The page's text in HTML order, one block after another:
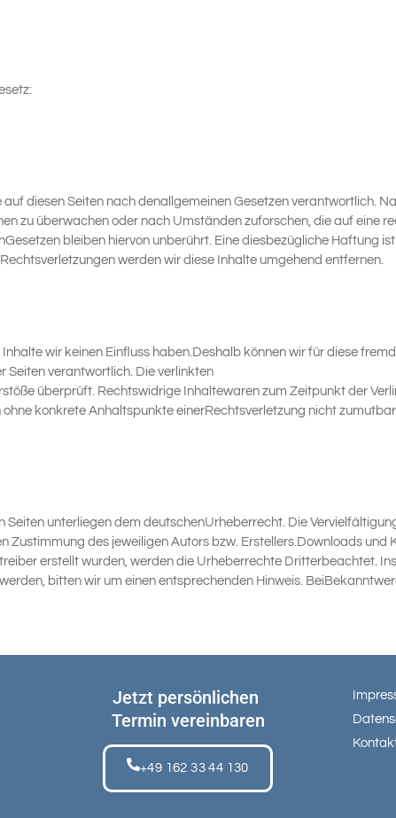
diesen Seiten nach denallgemeinen Gesetzen verantwortlich.
zu überwachen oder nach Umständen zuforschen, die auf eine
bleiben hiervon unberührt. Eine diesbezügliche Haftung
werden wir diese Inhalte umgehend entfernen.
wir keinen Einfluss haben.Deshalb können wir für diese
Seiten verantwortlich. Die verlinkten
überprüft. Rechtswidrige Inhaltewaren zum Zeitpunkt der
konkrete Anhaltspunkte einerRechtsverletzung nicht
unterliegen dem deutschenUrheberrecht. Die
des jeweiligen Autors bzw. Erstellers.Downloads und
erstellt wurden, werden die Urheberrechte Dritterbeachtet.
bitten wir um einen entsprechenden Hinweis.
Jetzt persönlichen
Termin vereinbaren
+49 162 33 44 130